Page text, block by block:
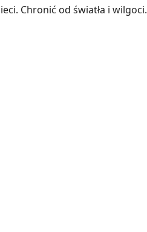
Chronić od światła i wilgoci.